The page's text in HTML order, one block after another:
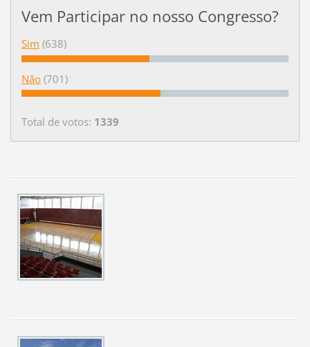
Vem Participar no nosso Congresso?
Sim (638)
Não (701)
Total de votos: 1339